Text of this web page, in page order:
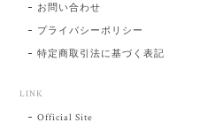
お問い合わせ
プライバシーポリシー
特定商取引法に基づく表記
LINK
Official Site